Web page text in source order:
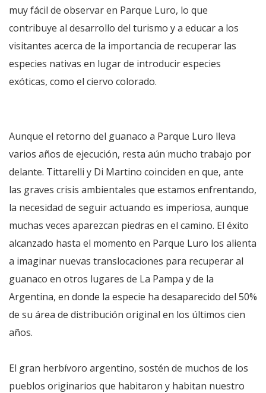
muy fácil de observar en Parque Luro, lo que
contribuye al desarrollo del turismo y a educar a los
visitantes acerca de la importancia de recuperar las
especies nativas en lugar de introducir especies
exóticas, como el ciervo colorado.
Aunque el retorno del guanaco a Parque Luro lleva
varios años de ejecución, resta aún mucho trabajo por
delante. Tittarelli y Di Martino coinciden en que, ante
las graves crisis ambientales que estamos enfrentando,
la necesidad de seguir actuando es imperiosa, aunque
muchas veces aparezcan piedras en el camino. El éxito
alcanzado hasta el momento en Parque Luro los alienta
a imaginar nuevas translocaciones para recuperar al
guanaco en otros lugares de La Pampa y de la
Argentina, en donde la especie ha desaparecido del 50%
de su área de distribución original en los últimos cien
años.
El gran herbívoro argentino, sostén de muchos de los
pueblos originarios que habitaron y habitan nuestro